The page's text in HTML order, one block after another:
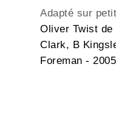
Adapté sur
Oliver Twist
Clark, B
Foreman -